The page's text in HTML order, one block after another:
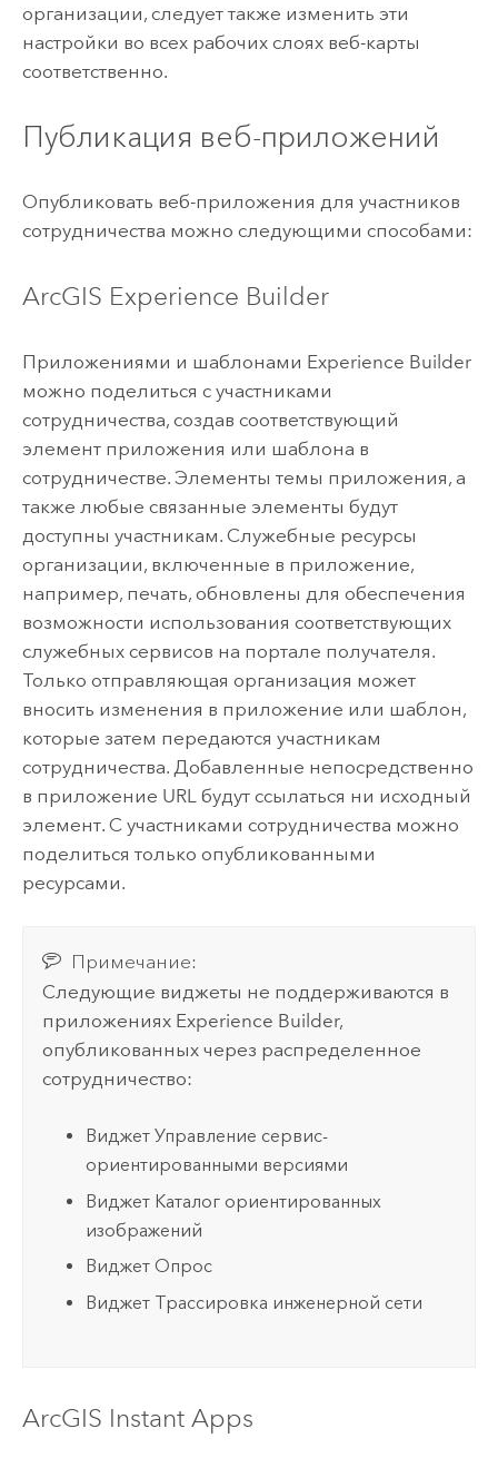
организации, следует также изменить эти
настройки во всех рабочих слоях веб-карты
соответственно.
Публикация веб-приложений
Опубликовать веб-приложения для участников
сотрудничества можно следующими способами:
ArcGIS Experience Builder
Приложениями и шаблонами Experience Builder
можно поделиться с участниками
сотрудничества, создав соответствующий
элемент приложения или шаблона в
сотрудничестве. Элементы темы приложения, а
также любые связанные элементы будут
доступны участникам. Служебные ресурсы
организации, включенные в приложение,
например, печать, обновлены для обеспечения
возможности использования соответствующих
служебных сервисов на портале получателя.
Только отправляющая организация может
вносить изменения в приложение или шаблон,
которые затем передаются участникам
сотрудничества. Добавленные непосредственно
в приложение URL будут ссылаться ни исходный
элемент. С участниками сотрудничества можно
поделиться только опубликованными
ресурсами.
Примечание:
Следующие виджеты не поддерживаются в
приложениях Experience Builder,
опубликованных через распределенное
сотрудничество:
Виджет Управление сервис-
ориентированными версиями
Виджет Каталог ориентированных
изображений
Виджет Опрос
Виджет Трассировка инженерной сети
ArcGIS Instant Apps